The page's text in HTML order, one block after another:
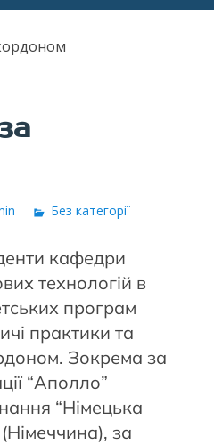
content
Без категорії
кафедри
технологій в
програм
практики та
Зокрема за
“Аполло”
“Німецька
за